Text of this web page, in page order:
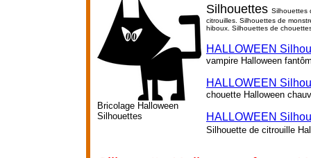
Bricolage Halloween
Silhouettes
Silhouettes Silhouettes
citrouilles. Silhouettes de
hiboux. Silhouettes de
HALLOWEEN
vampire Halloween
HALLOWEEN
chouette Halloween
HALLOWEEN
Silhouette de citrouille